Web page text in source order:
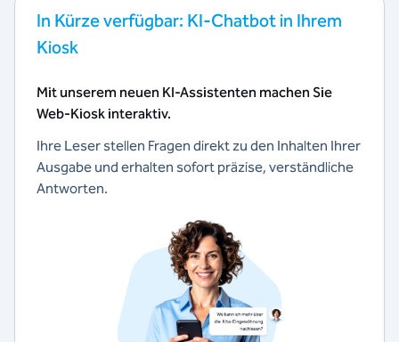
In Kürze verfügbar: KI-Chatbot in Ihrem
Kiosk
Mit unserem neuen KI-Assistenten machen Sie
Web-Kiosk interaktiv.
Ihre Leser stellen Fragen direkt zu den Inhalten Ihrer
Ausgabe und erhalten sofort präzise, verständliche
Antworten.